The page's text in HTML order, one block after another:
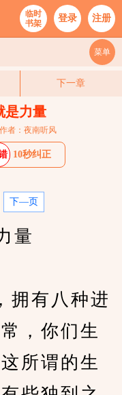
临时
书架
登录 注册
菜单
下一章
是力量
作者：夜南听风
10秒纠正
下—页
量
有八种进
，你们生
所谓的生